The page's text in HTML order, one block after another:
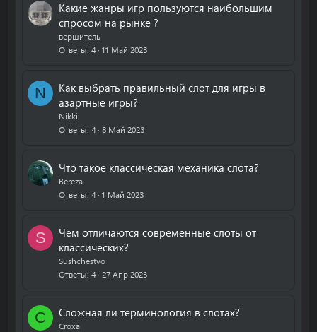
Какие жанры игр пользуются наибольшим
спросом на рынке ?
вершитель
Ответы 4 11 Май 2023
N
Как выбрать правильный слот для игры в
азартные игры?
Nikki
Ответы 4 8 Май 2023
Что такое классическая механика слота?
Bereza
Ответы 4 1 Май 2023
S
Чем отличаются современные слоты от
классических?
Sushchestvo
Ответы 4 27 Апр 2023
C Сложная ли терминология в слотах?
Croxa